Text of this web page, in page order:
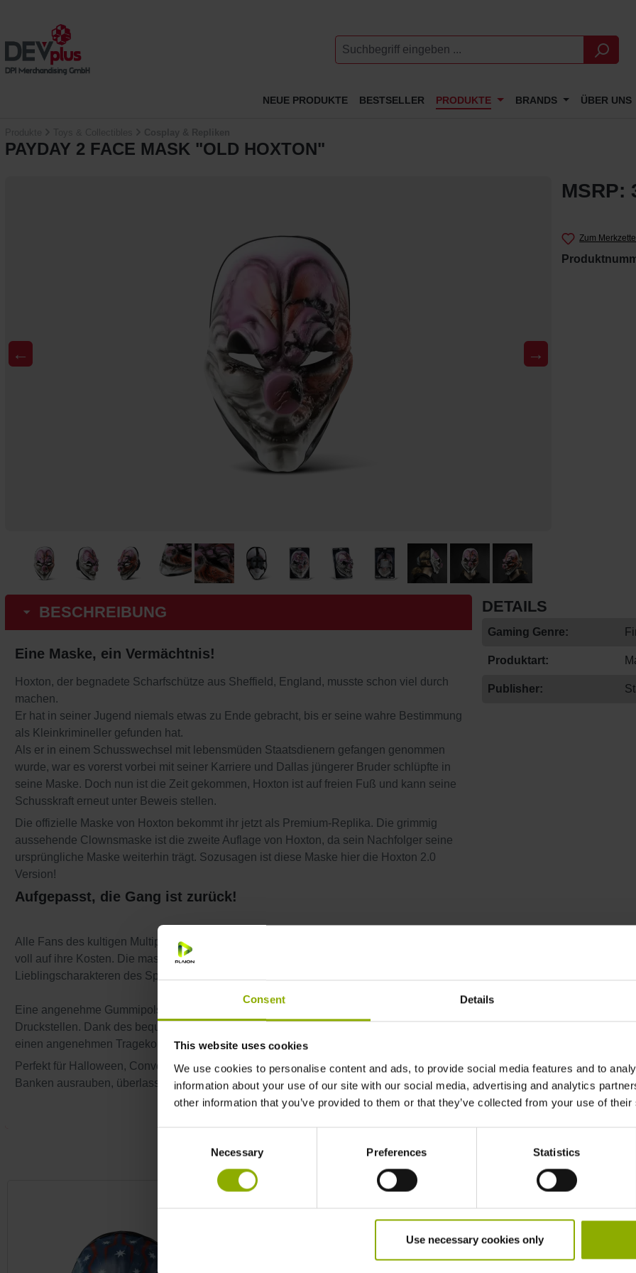
Consent Details
This website uses cookies
We use cookies to personalise content and ads, to provide social media features and to
information about your use of our site with our social media, advertising and analytics
other information that you’ve provided to them or that they’ve collected from your use of
Necessary Preferences Statistics
Use necessary cookies only
NEUE PRODUKTE BESTSELLER PRODUKTE BRANDS ÜBER UNS
PAYDAY 2 FACE MASK "OLD HOXTON"
← →
MSRP:
Zum
BESCHREIBUNG
Eine Maske, ein Vermächtnis!
Hoxton, der begnadete Scharfschütze aus Sheffield, England, musste schon viel durch
machen.
Er hat in seiner Jugend niemals etwas zu Ende gebracht, bis er seine wahre Bestimmung
als Kleinkrimineller gefunden hat.
Als er in einem Schusswechsel mit lebensmüden Staatsdienern gefangen genommen
wurde, war es vorerst vorbei mit seiner Karriere und Dallas jüngerer Bruder schlüpfte in
seine Maske. Doch nun ist die Zeit gekommen, Hoxton ist auf freien Fuß und kann seine
Schusskraft erneut unter Beweis stellen.
Die offizielle Maske von Hoxton bekommt ihr jetzt als Premium-Replika. Die grimmig
aussehende Clownsmaske ist die zweite Auflage von Hoxton, da sein Nachfolger seine
ursprüngliche Maske weiterhin trägt. Sozusagen ist diese Maske hier die Hoxton 2.0
Version!
Aufgepasst, die Gang ist zurück!
Alle Fans des kultigen Multiplayer-Hits PAYDAY kommen mit den hochwertigen Masken
voll auf ihre Kosten. Die massiven Masken aus Vinyl lassen euch noch tiefer mit euren
Lieblingscharakteren des Spiels verschmelzen.
Eine angenehme Gummipolsterung an den Seiten verhindert unangenehme
Druckstellen. Dank des bequemen Kopfbandes verrutscht die Maske nicht und bietet
einen angenehmen Tragekomfort, auch wenn es gerade heiß her geht.
Perfekt für Halloween, Conventions oder den nächsten Maskenball – nur bitte keine
Banken ausrauben, überlasst das besser den Profis aus dem PAYDAY-Universum!
DETAILS
Gaming Genre:
Produktart:
Publisher: